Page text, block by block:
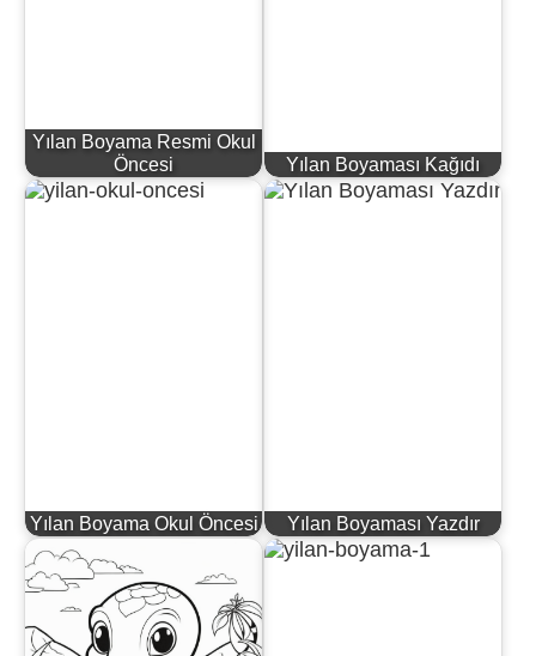
Yılan Boyama Resmi Okul
Öncesi
Yılan Boyaması Kağıdı
Yılan Boyama Okul Öncesi Yılan Boyaması Yazdır